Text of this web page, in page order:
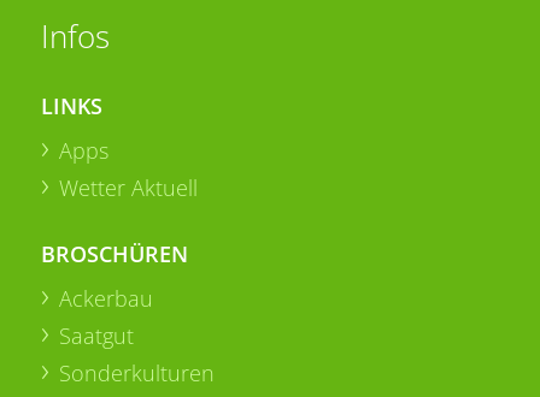
Infos
LINKS
Apps
Wetter Aktuell
BROSCHÜREN
Ackerbau
Saatgut
Sonderkulturen